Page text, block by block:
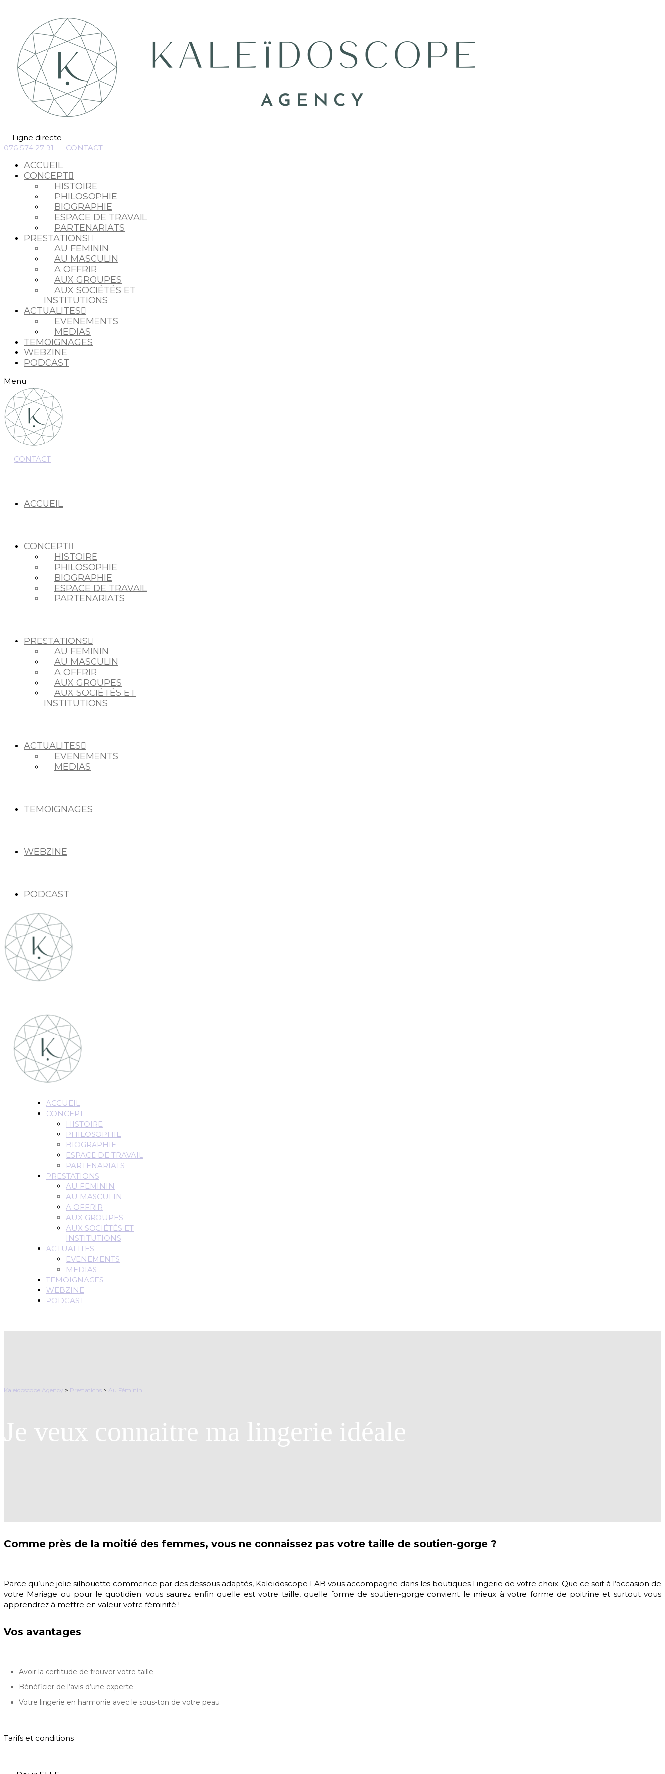
Ligne directe
076 574 27 91
CONTACT
ACCUEIL
CONCEPT
HISTOIRE
PHILOSOPHIE
BIOGRAPHIE
ESPACE DE TRAVAIL
PARTENARIATS
PRESTATIONS
AU FEMININ
AU MASCULIN
A OFFRIR
AUX GROUPES
AUX SOCIÉTÉS ET
INSTITUTIONS
ACTUALITES
EVENEMENTS
MEDIAS
TEMOIGNAGES
WEBZINE
PODCAST
Menu
CONTACT
ACCUEIL
CONCEPT
HISTOIRE
PHILOSOPHIE
BIOGRAPHIE
ESPACE DE TRAVAIL
PARTENARIATS
PRESTATIONS
AU FEMININ
AU MASCULIN
A OFFRIR
AUX GROUPES
AUX SOCIÉTÉS ET
INSTITUTIONS
ACTUALITES
EVENEMENTS
MEDIAS
TEMOIGNAGES
WEBZINE
PODCAST
ACCUEIL
CONCEPT
HISTOIRE
PHILOSOPHIE
BIOGRAPHIE
ESPACE DE TRAVAIL
PARTENARIATS
PRESTATIONS
AU FEMININ
AU MASCULIN
A OFFRIR
AUX GROUPES
AUX SOCIÉTÉS ET
INSTITUTIONS
ACTUALITES
EVENEMENTS
MEDIAS
TEMOIGNAGES
WEBZINE
PODCAST
Kaleïdoscope Agency > Prestations > Au Féminin
Je veux connaitre ma lingerie idéale
Comme près de la moitié des femmes, vous ne connaissez pas votre taille de soutien-gorge ?
Parce qu’une jolie silhouette commence par des dessous adaptés, Kaleïdoscope LAB vous accompagne dans les boutiques Lingerie de votre choix. Que ce soit à l’occasion de
votre Mariage ou pour le quotidien, vous saurez enfin quelle est votre taille, quelle forme de soutien-gorge convient le mieux à votre forme de poitrine et surtout vous
apprendrez à mettre en valeur votre féminité !
Vos avantages
Avoir la certitude de trouver votre taille
Bénéficier de l’avis d’une experte
Votre lingerie en harmonie avec le sous-ton de votre peau
Tarifs et conditions